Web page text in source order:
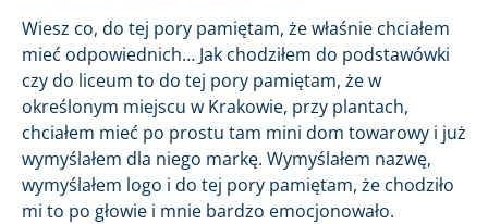
Wiesz co, do tej pory pamiętam, że właśnie chciałem
mieć odpowiednich… Jak chodziłem do podstawówki
czy do liceum to do tej pory pamiętam, że w
określonym miejscu w Krakowie, przy plantach,
chciałem mieć po prostu tam mini dom towarowy i już
wymyślałem dla niego markę. Wymyślałem nazwę,
wymyślałem logo i do tej pory pamiętam, że chodziło
mi to po głowie i mnie bardzo emocjonowało.